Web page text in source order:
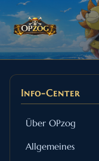
Info-Center
Über OPzog
Allgemeines